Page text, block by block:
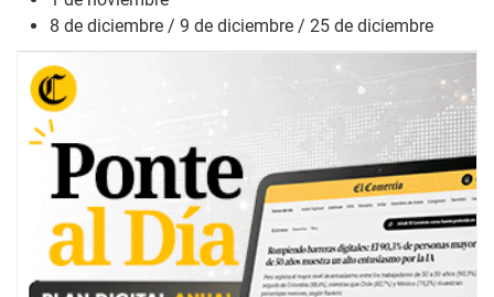
8 de diciembre / 9 de diciembre / 25 de diciembre